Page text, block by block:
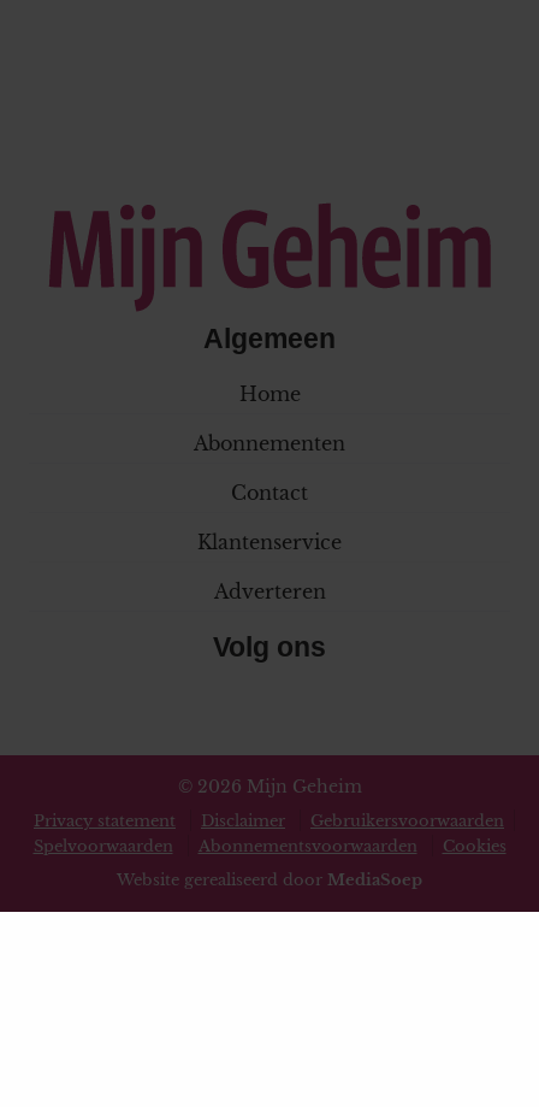
Algemeen
Home
Abonnementen
Contact
Klantenservice
Adverteren
Volg ons
© 2026 Mijn Geheim
Privacy statement Disclaimer
Gebruikersvoorwaarden
Spelvoorwaarden
Abonnementsvoorwaarden
Cookies
Website gerealiseerd door MediaSoep